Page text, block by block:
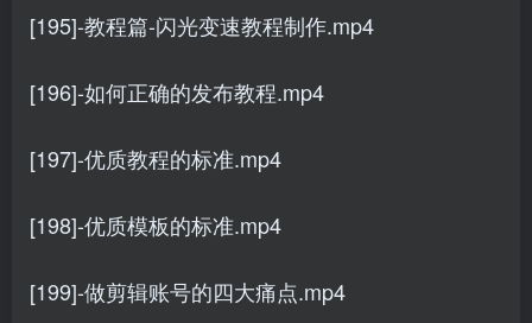
[195]-教程篇-闪光变速教程制作.mp4
[196]-如何正确的发布教程.mp4
[197]-优质教程的标准.mp4
[198]-优质模板的标准.mp4
[199]-做剪辑账号的四大痛点.mp4